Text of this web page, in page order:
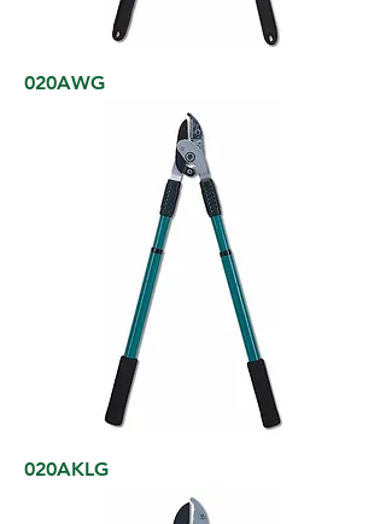
020AWG
020AKLG